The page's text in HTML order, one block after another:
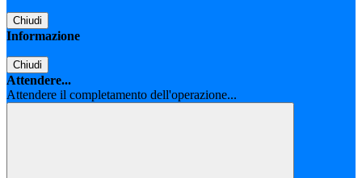
Chiudi
Informazione
Chiudi
Attendere...
Attendere il completamento dell'operazione...